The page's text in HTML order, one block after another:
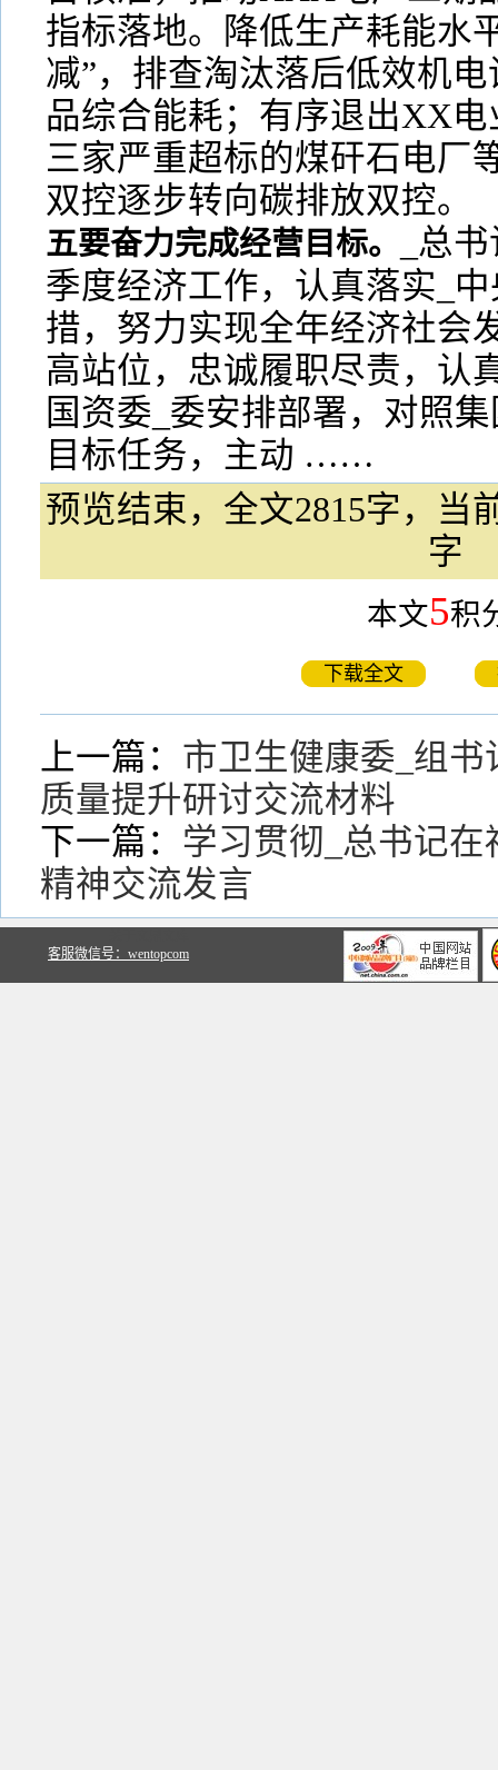
指标落地。降低生产耗能水
减”，排查淘汰落后低效机
品综合能耗；有序退出XX
三家严重超标的煤矸石电厂
双控逐步转向碳排放双控。
五要奋力完成经营目标。
_总
季度经济工作，认真落实_
措，努力实现全年经济社会
高站位，忠诚履职尽责，认
国资委_委安排部署，对照
目标任务，主动 ……
预览结束，全文2815字，当
字
本文5积
下载全文
上一篇： 市卫生健康委_组
质量提升研讨交流材料
下一篇： 学习贯彻_总书记
精神交流发言
客服微信号：wentopcom